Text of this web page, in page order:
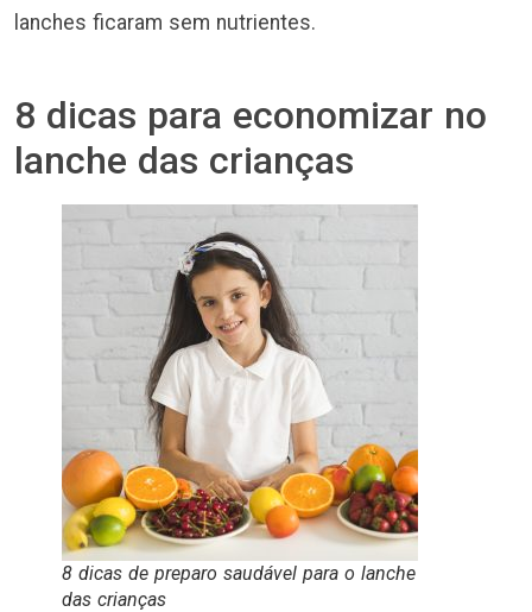
lanches ficaram sem nutrientes.
8 dicas para economizar no
lanche das crianças
8 dicas de preparo saudável para o lanche
das crianças